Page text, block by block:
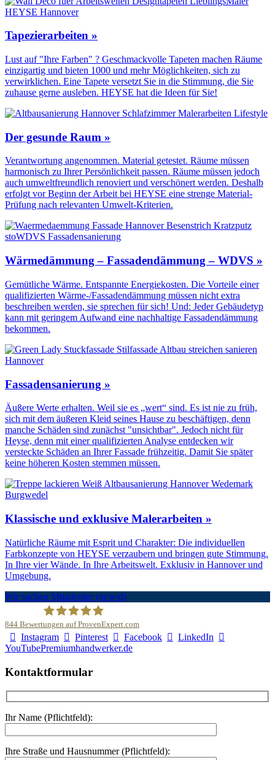
Tapezierarbeiten »
Lust auf "Ihre Farben" ? Geschmackvolle Tapeten machen Räume
einzigartig und bieten 1000 und mehr Möglichkeiten, sich zu
verwirklichen. Eine Tapete versetzt Sie in die Stimmung, die Sie
zuhause gerne ausleben. HEYSE hat die Ideen für Sie!
Der gesunde Raum »
Verantwortung angenommen. Material getestet. Räume müssen
harmonisch zu Ihrer Persönlichkeit passen. Räume müssen jedoch
auch umweltfreundlich renoviert und verschönert werden. Deshalb
erfolgt vor Beginn der Arbeit bei HEYSE eine strenge Material-
Prüfung nach relevanten Umwelt-Kriterien.
Wärmedämmung – Fassadendämmung – WDVS »
Gemütliche Wärme. Entspannte Energiekosten. Die Vorteile einer
qualifizierten Wärme-/Fassadendämmung müssen nicht extra
beschreiben werden, sie sprechen für sich! Und: Jeder Gebäudetyp
kann mit geringem Aufwand eine nachhaltige Fassadendämmung
bekommen.
Fassadensanierung »
Äußere Werte erhalten. Weil sie es „wert“ sind. Es ist nie zu früh,
sich mit dem äußeren Kleid seines Hause zu beschäftigen, denn
manche Schäden sind zunächst "unsichtbar". Jedoch nicht für
Heyse, denn mit einer qualifizierten Analyse entdecken wir
versteckte Schäden an Ihrer Fassade frühzeitig. Damit Sie später
keine höheren Kosten stemmen müssen.
Klassische und exklusive Malerarbeiten »
Natürliche Räume mit Esprit und Charakter: Die individuellen
Farbkonzepte von HEYSE verzaubern und bringen gute Stimmung.
In Ihre vier Wände. In Ihre Arbeitswelt. Exklusiv in Hannover und
Umgebung.
Wir suchen Mitarbeiter (m/w/d)
Malerfachbetrieb HEYSE GmbH & Co.KG
844 Bewertungen auf ProvenExpert.com
Instagram Pinterest Facebook
LinkedIn
YouTubePremiumhandwerker.de
Kontaktformular
Ihr Name (Pflichtfeld):
Ihre Straße und Hausnummer (Pflichtfeld):